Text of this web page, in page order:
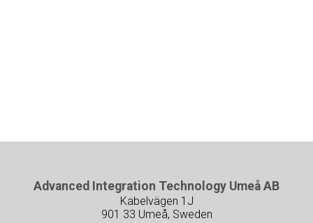
Advanced Integration Technology Umeå AB
Kabelvägen 1J
901 33 Umeå, Sweden